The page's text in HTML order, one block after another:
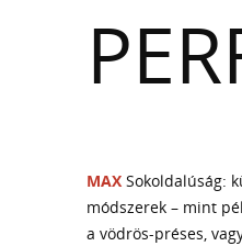
MAX Sokoldalúság:
módszerek – mint
a vödrös-préses,